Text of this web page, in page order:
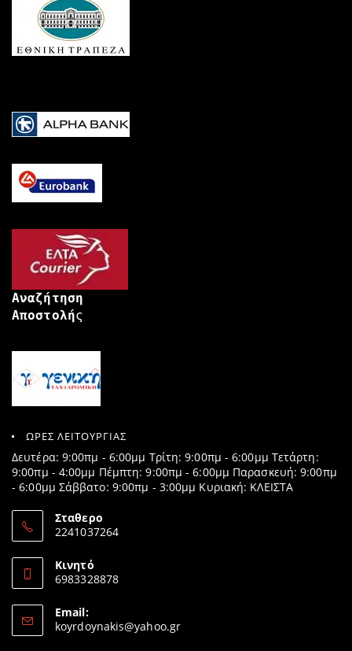
Αναζήτηση
Αποστολής
ΩΡΕΣ ΛΕΙΤΟΥΡΓΙΑΣ
Δευτέρα: 9:00πμ - 6:00μμ Τρίτη: 9:00πμ - 6:00μμ Τετάρτη:
9:00πμ - 4:00μμ Πέμπτη: 9:00πμ - 6:00μμ Παρασκευή: 9:00πμ
- 6:00μμ Σάββατο: 9:00πμ - 3:00μμ Κυριακή: ΚΛΕΙΣΤΑ
Σταθερο
2241037264
in
your
Κινητό
6983328878
in
your
Email:
koyrdoynakis@yahoo.grOpens